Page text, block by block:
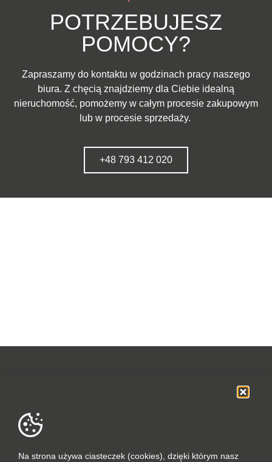
POTRZEBUJESZ
POMOCY?
Zapraszamy do kontaktu w godzinach pracy naszego
biura. Z chęcią znajdziemy dla Ciebie idealną
nieruchomość, pomożemy w całym procesie zakupowym
lub w procesie sprzedaży.
+48 793 412 020
SOCIAL MEDIA
DANE FIRMOWE
Na strona używa ciasteczek (cookies), dzięki którym nasz